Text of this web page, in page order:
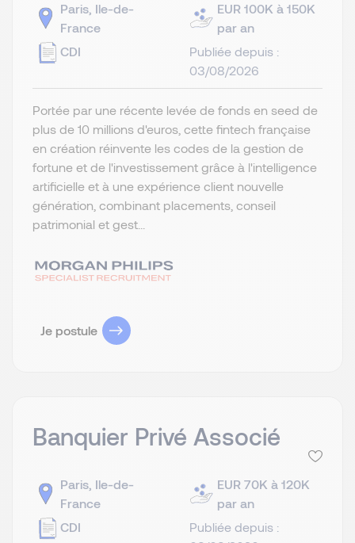
Paris, Ile-de-
France
CDI
EUR 100K à 150K
par an
Publiée depuis :
03/08/2026
Portée par une récente levée de fonds en seed de
plus de 10 millions d'euros, cette fintech française
en création réinvente les codes de la gestion de
fortune et de l'investissement grâce à l'intelligence
artificielle et à une expérience client nouvelle
génération, combinant placements, conseil
patrimonial et gest...
Je postule
Banquier Privé Associé
Paris, Ile-de-
France
CDI
EUR 70K à 120K
par an
Publiée depuis :